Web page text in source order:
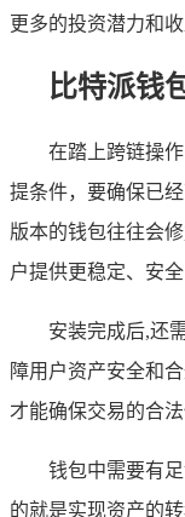
更多的投资潜力和收
比特派钱
在踏上跨链操
提条件，要确保已
版本的钱包往往会
户提供更稳定、安全
安装完成后,还
障用户资产安全和
才能确保交易的合法
钱包中需要有
的就是实现资产的